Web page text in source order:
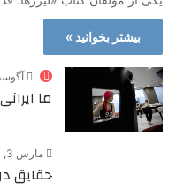
بیشتر بخوانید »
آگوست 11,
ما
مارس 3, 2020
حقایق